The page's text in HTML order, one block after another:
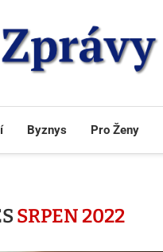
Byznys Pro Ženy
SRPEN 2022